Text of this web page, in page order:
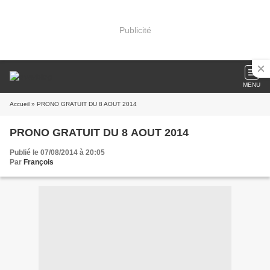
Publicité
MENU
Accueil » PRONO GRATUIT DU 8 AOUT 2014
PRONO GRATUIT DU 8 AOUT 2014
Publié le 07/08/2014 à 20:05
Par François